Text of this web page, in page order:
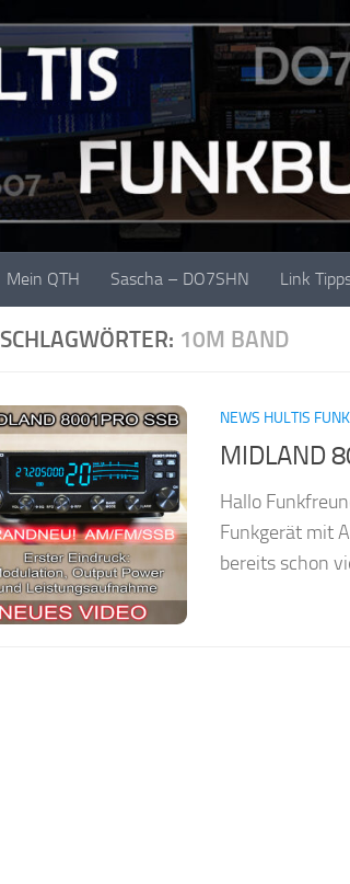
Mein QTH Sascha – DO7SHN Link
SCHLAGWÖRTER: 10M BAND
NEWS HULTIS
MIDLAND
Hallo
Funkgerät mit
bereits schon